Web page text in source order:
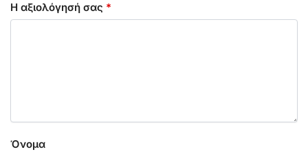
Η αξιολόγησή σας *
Όνομα